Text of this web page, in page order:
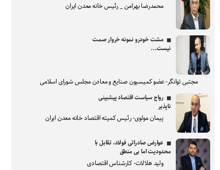
محمدرضا بهرامن _ رئیس خانه معدن ایران
مشت خودرو نمونه خروار صمت
نیست...
مجتبی توانگر- عضو کمیسیون صنایع و معادن مجلس شورای اسلامی
رواج سیاست اقتصاد پیشبینی
ناپذیر
پیمان مولوی- رئیس کمیته اقتصاد خانه معدن ایران
عوارض صادراتی فولاد، تقابل با
محدودیت اما بی منطق
ولید هلالات- کارشناس اقتصادی